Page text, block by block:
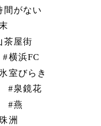
間がない
茶屋街
横浜FC
氷室びらき
泉鏡花
燕
洲